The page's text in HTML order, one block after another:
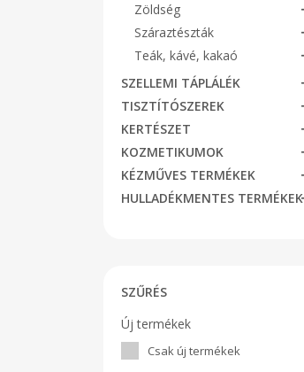
Zöldség
Száraztészták
Teák, kávé, kakaó
SZELLEMI TÁPLÁLÉK
TISZTÍTÓSZEREK
KERTÉSZET
KOZMETIKUMOK
KÉZMŰVES TERMÉKEK
HULLADÉKMENTES TERMÉKEK
SZŰRÉS
Új termékek
Csak új termékek